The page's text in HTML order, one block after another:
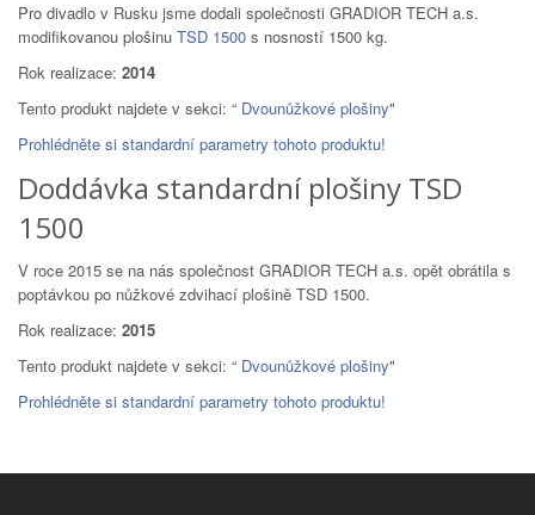
Pro divadlo v Rusku jsme dodali společnosti GRADIOR TECH a.s.
modifikovanou plošinu TSD 1500 s nosností 1500 kg.
Rok realizace: 2014
Tento produkt najdete v sekci: “ Dvounůžkové plošiny"
Prohlédněte si standardní parametry tohoto produktu!
Doddávka standardní plošiny TSD
1500
V roce 2015 se na nás společnost GRADIOR TECH a.s. opět obrátila s
poptávkou po nůžkové zdvihací plošině TSD 1500.
Rok realizace: 2015
Tento produkt najdete v sekci: “ Dvounůžkové plošiny"
Prohlédněte si standardní parametry tohoto produktu!